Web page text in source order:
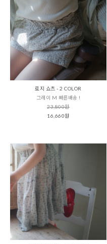
로지 쇼츠 - 2 COLOR
그레이 M 빠른배송 !
23,800원
16,660원